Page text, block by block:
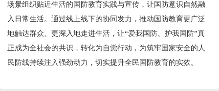
场景组织贴近生活的国防教育实践与宣传，让国防意识自然融
入日常生活。通过线上线下的协同发力，推动国防教育更广泛
地触达群众、更深入地走进生活，让“爱我国防、护我国防”真
正成为全社会的共识，转化为自觉行动，为筑牢国家安全的人
民防线持续注入强劲动力，切实提升全民国防教育的实效。